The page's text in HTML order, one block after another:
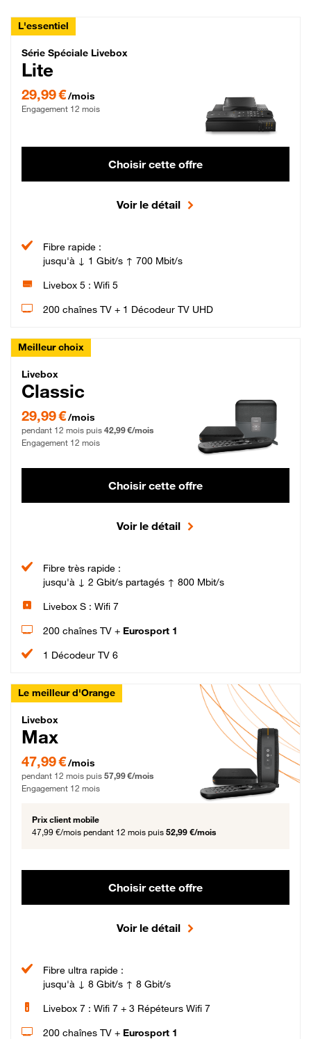
L'essentiel
Série Spéciale Livebox Lite Fibre
Série Spéciale Livebox
Lite
29,99 €/mois
Engagement 12 mois
Choisir cette offre
Voir le détail
Fibre rapide :
jusqu'à ↓ 1 Gbit/s ↑ 700 Mbit/s
Livebox 5 : Wifi 5
200 chaînes TV + 1 Décodeur TV UHD
Meilleur choix
Livebox Classic Fibre
Livebox
Classic
29,99 € par mois pendant 12 mois puis 42,99 € par mois, Engagement 12 mois
29,99 €/mois
pendant 12 mois puis 42,99 €/mois
Engagement 12 mois
Choisir cette offre
Voir le détail
Fibre très rapide :
jusqu'à ↓ 2 Gbit/s partagés ↑ 800 Mbit/s
Livebox S : Wifi 7
200 chaînes TV + Eurosport 1
1 Décodeur TV 6
Le meilleur d'Orange
Livebox Max Fibre
Livebox
Max
47,99 € par mois pendant 12 mois puis 57,99 € par mois, Engagement 12 mois
47,99 €/mois
pendant 12 mois puis 57,99 €/mois
Engagement 12 mois
Prix client mobile
47,99 €/mois pendant 12 mois puis 52,99 €/mois
Choisir cette offre
Voir le détail
Fibre ultra rapide :
jusqu'à ↓ 8 Gbit/s ↑ 8 Gbit/s
Livebox 7 : Wifi 7 + 3 Répéteurs Wifi 7
200 chaînes TV + Eurosport 1